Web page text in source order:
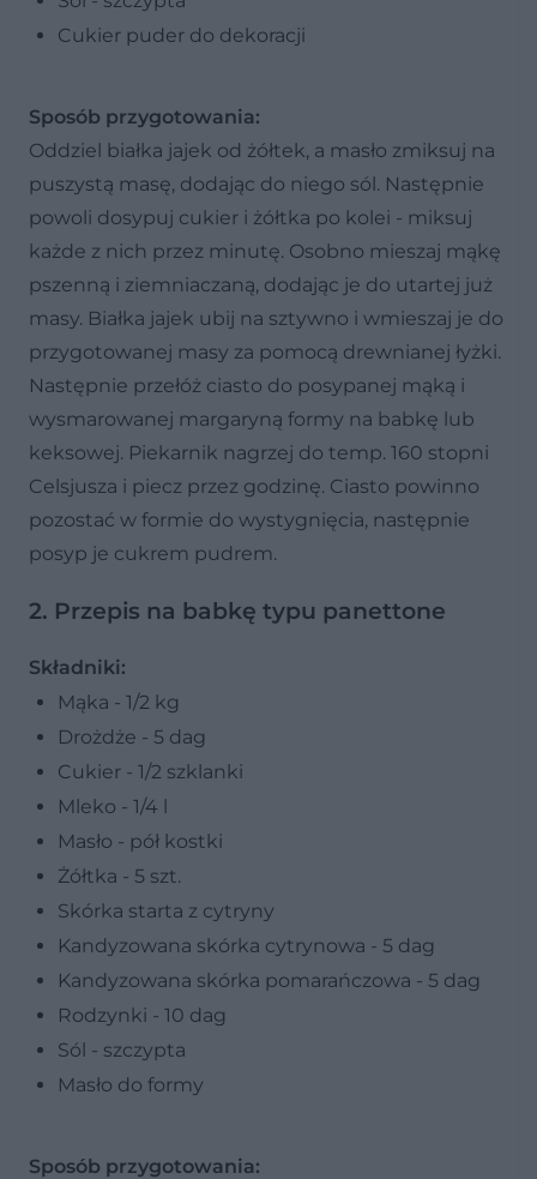
Cukier puder do dekoracji
Sposób przygotowania:
Oddziel białka jajek od żółtek, a masło zmiksuj na
puszystą masę, dodając do niego sól. Następnie
powoli dosypuj cukier i żółtka po kolei - miksuj
każde z nich przez minutę. Osobno mieszaj mąkę
pszenną i ziemniaczaną, dodając je do utartej już
masy. Białka jajek ubij na sztywno i wmieszaj je do
przygotowanej masy za pomocą drewnianej łyżki.
Następnie przełóż ciasto do posypanej mąką i
wysmarowanej margaryną formy na babkę lub
keksowej. Piekarnik nagrzej do temp. 160 stopni
Celsjusza i piecz przez godzinę. Ciasto powinno
pozostać w formie do wystygnięcia, następnie
posyp je cukrem pudrem.
2. Przepis na babkę typu panettone
Składniki:
Mąka - 1/2 kg
Drożdże - 5 dag
Cukier - 1/2 szklanki
Mleko - 1/4 l
Masło - pół kostki
Żółtka - 5 szt.
Skórka starta z cytryny
Kandyzowana skórka cytrynowa - 5 dag
Kandyzowana skórka pomarańczowa - 5 dag
Rodzynki - 10 dag
Sól - szczypta
Masło do formy
Sposób przygotowania: